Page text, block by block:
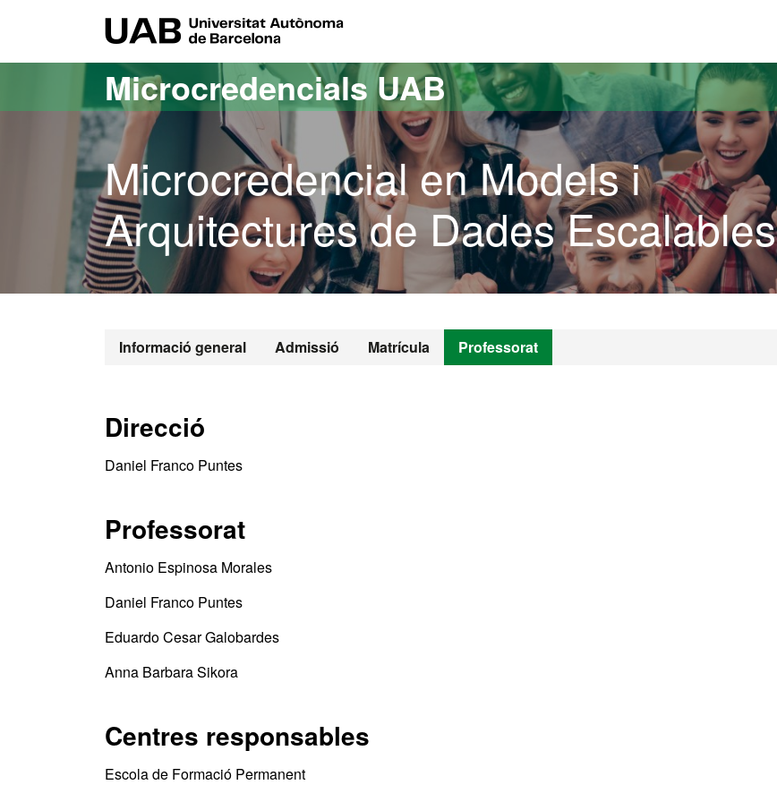
Microcredencials UAB
Microcredencial en Models i
Arquitectures de Dades Escalables
Informació general Admissió Matrícula Professorat
Direcció
Daniel Franco Puntes
Professorat
Antonio Espinosa Morales
Daniel Franco Puntes
Eduardo Cesar Galobardes
Anna Barbara Sikora
Centres responsables
Escola de Formació Permanent